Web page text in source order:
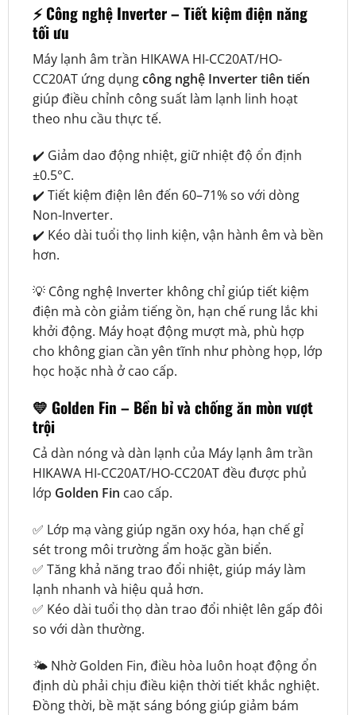
⚡ Công nghệ Inverter – Tiết kiệm điện năng
tối ưu
Máy lạnh âm trần HIKAWA HI-CC20AT/HO-
CC20AT ứng dụngcông nghệ Inverter tiên tiến
giúp điều chỉnh công suất làm lạnh linh hoạt
theo nhu cầu thực tế.
✔️ Giảm dao động nhiệt, giữ nhiệt độ ổn định
±0.5°C.
✔️ Tiết kiệm điện lên đến 60–71% so với dòng
Non-Inverter.
✔️ Kéo dài tuổi thọ linh kiện, vận hành êm và bền
hơn.
💡 Công nghệ Inverter không chỉ giúp tiết kiệm
điện mà còn giảm tiếng ồn, hạn chế rung lắc khi
khởi động. Máy hoạt động mượt mà, phù hợp
cho không gian cần yên tĩnh như phòng họp, lớp
học hoặc nhà ở cao cấp.
💛 Golden Fin – Bền bỉ và chống ăn mòn vượt
trội
Cả dàn nóng và dàn lạnh của Máy lạnh âm trần
HIKAWA HI-CC20AT/HO-CC20AT đều được phủ
lớp Golden Fin cao cấp.
✅ Lớp mạ vàng giúp ngăn oxy hóa, hạn chế gỉ
sét trong môi trường ẩm hoặc gần biển.
✅ Tăng khả năng trao đổi nhiệt, giúp máy làm
lạnh nhanh và hiệu quả hơn.
✅ Kéo dài tuổi thọ dàn trao đổi nhiệt lên gấp đôi
so với dàn thường.
🌤️ Nhờ Golden Fin, điều hòa luôn hoạt động ổn
định dù phải chịu điều kiện thời tiết khắc nghiệt.
Đồng thời, bề mặt sáng bóng giúp giảm bám